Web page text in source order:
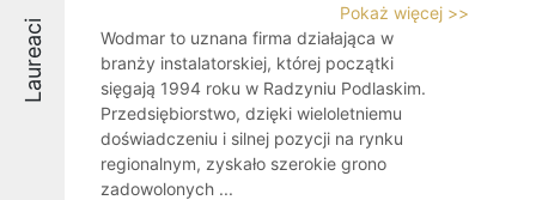
Laureaci
Pokaż więcej >>
Wodmar to uznana firma działająca w
branży instalatorskiej, której początki
sięgają 1994 roku w Radzyniu Podlaskim.
Przedsiębiorstwo, dzięki wieloletniemu
doświadczeniu i silnej pozycji na rynku
regionalnym, zyskało szerokie grono
zadowolonych ...